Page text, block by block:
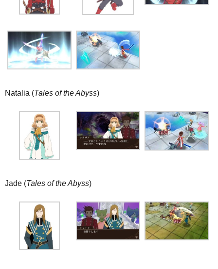
Natalia (Tales of the Abyss)
Jade (Tales of the Abyss)